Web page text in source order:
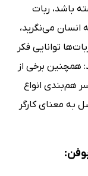
باشد، ربات
انسان می‌نگرید،
توانایی فکر
همچنین برخی از
هم‌بندی انواع
به معنای کارگر